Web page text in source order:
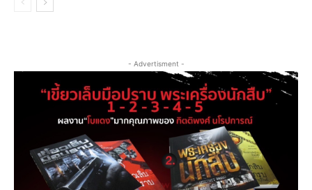
- Advertisment -